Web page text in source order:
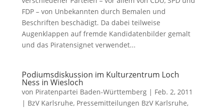
FDP – von Unbekannten durch Bemalen und
Beschriften beschädigt. Da dabei teilweise
Augenklappen auf fremde Kandidatenbilder gemalt
und das Piratensignet verwendet...
Podiumsdiskussion im Kulturzentrum Loch
Ness in Wiesloch
von Piratenpartei Baden-Württemberg| Feb. 2, 2011
| BzV Karlsruhe, Pressemitteilungen BzV Karlsruhe,